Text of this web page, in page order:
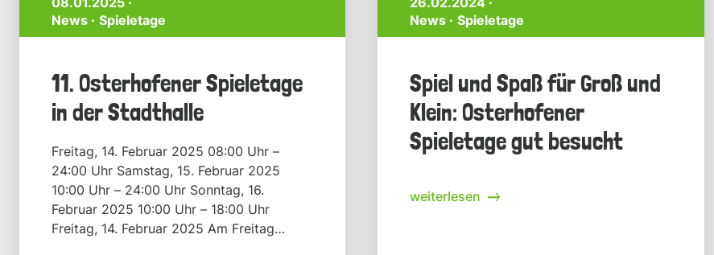
News
Spieletage
11. Osterhofener Spieletage
in der Stadthalle
Freitag, 14. Februar 2025 08:00 Uhr –
24:00 Uhr Samstag, 15. Februar 2025
10:00 Uhr – 24:00 Uhr Sonntag, 16.
Februar 2025 10:00 Uhr – 18:00 Uhr
Freitag, 14. Februar 2025 Am Freitag
News
Spieletage
Spiel und Spaß für Groß und
Klein: Osterhofener
Spieletage gut besucht
weiterlesen